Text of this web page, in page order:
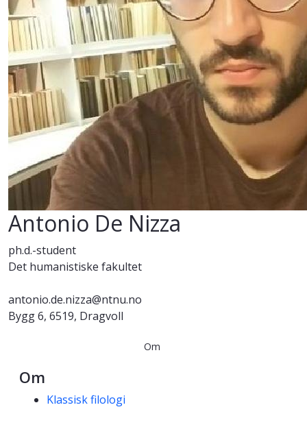
Antonio De Nizza
ph.d.-student
Det humanistiske fakultet
antonio.de.nizza@ntnu.no
Bygg 6, 6519, Dragvoll
Om
Om
Kompetanseord
Klassisk filologi